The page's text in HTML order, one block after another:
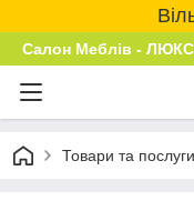
Салон Меблів -
Товари та послуги